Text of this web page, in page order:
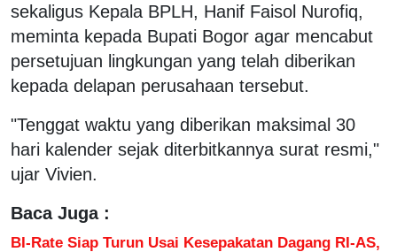
sekaligus Kepala BPLH, Hanif Faisol Nurofiq,
meminta kepada Bupati Bogor agar mencabut
persetujuan lingkungan yang telah diberikan
kepada delapan perusahaan tersebut.
"Tenggat waktu yang diberikan maksimal 30
hari kalender sejak diterbitkannya surat resmi,"
ujar Vivien.
Baca Juga :
BI-Rate Siap Turun Usai Kesepakatan Dagang RI-AS,